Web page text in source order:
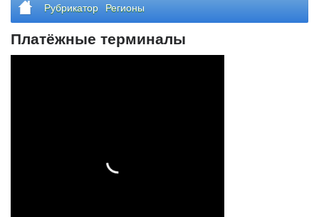
Рубрикатор Регионы
Платёжные терминалы